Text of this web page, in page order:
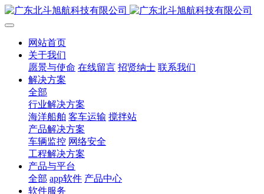
网站首页
关于我们
愿景与使命 在线留言 招贤纳士 联系我们
解决方案
全部
行业解决方案
海洋船舶 客车运输 搅拌站
产品解决方案
车辆监控 网络安全
工程解决方案
产品与平台
全部 app软件 产品中心
软件服务